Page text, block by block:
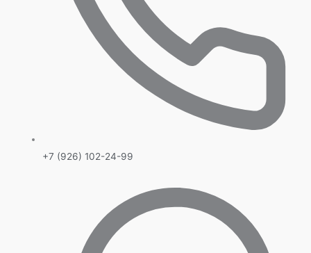
+7 (926) 102-24-99